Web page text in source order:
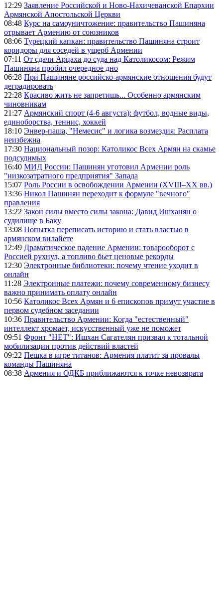
12:29 Заявление Российской и Ново-Нахичеванской Епархии
Армянской Апостольской Церкви
08:48 Курс на самоуничтожение: правительство Пашиняна
отрывает Армению от союзников
08:06 Турецкий капкан: правительство Пашиняна строит
коридоры для соседей в ущерб Армении
07:11 От сдачи Арцаха до суда над Католикосом: Режим
Пашиняна пробил очередное дно
06:28 При Пашиняне российско-армянские отношения будут
деградировать
22:28 Красиво жить не запретишь... Особенно армянским
чиновникам
21:27 Армянский спорт (4-6 августа): футбол, водные виды,
единоборства, теннис, хоккей
18:10 Энвер-паша, "Немесис" и логика возмездия: Расплата
неизбежна
17:30 Национальный позор: Католикос Всех Армян на скамье
подсудимых
16:40 МИД России: Пашинян уготовил Армении роль
"низкозатратного предприятия" Запада
15:07 Роль России в освобождении Армении (XVIII–XX вв.)
13:36 Никол Пашинян переходит к формуле "вечного"
правления
13:22 Закон силы вместо силы закона: Давид Ишханян о
судилище в Баку
13:08 Попытка переписать историю и стать властью в
армянском вилайете
12:49 Драматическое падение Армении: товарооборот с
Россией рухнул, а топливо бьет ценовые рекорды
12:30 Электронные библиотеки: почему чтение уходит в
онлайн
11:28 Электронные платежи: почему современному бизнесу
важно принимать оплату онлайн
10:56 Католикос Всех Армян и 6 епископов примут участие в
первом судебном заседании
10:36 Правительство Армении: Когда "естественный"
интеллект хромает, искусственный уже не поможет
09:51 Фронт "НЕТ": Ишхан Сагателян призвал к тотальной
мобилизации против действий властей
09:22 Пешка в игре титанов: Армения платит за провалы
команды Пашиняна
08:38 Армения и ОДКБ приближаются к точке невозврата